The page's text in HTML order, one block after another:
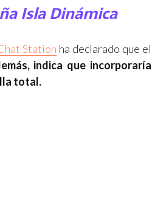
Isla Dinámica
Station ha declarado que el
indica que incorporaría
total.